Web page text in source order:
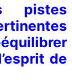
pistes
de